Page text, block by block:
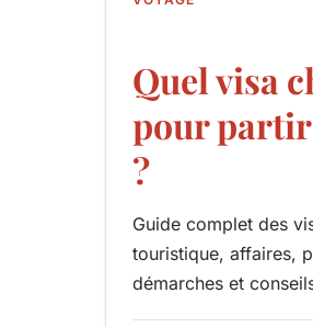
Quel visa
pour partir
?
Guide complet des
touristique, affaires,
démarches et